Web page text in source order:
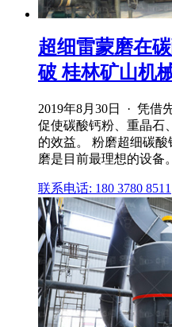
超细雷蒙磨在
破 桂林矿山机
2019年8月30日 · 凭借
促使碳酸钙粉、重晶石
的效益。 粉磨超细碳
磨是目前最理想的设备。
联系电话: 180 3780 8511